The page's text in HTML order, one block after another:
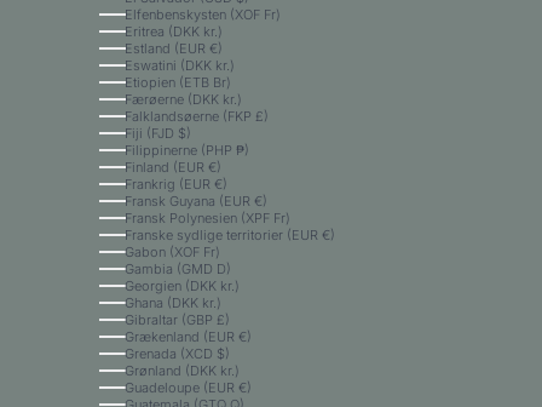
Elfenbenskysten (XOF Fr)
Eritrea (DKK kr.)
Estland (EUR €)
Eswatini (DKK kr.)
Etiopien (ETB Br)
Færøerne (DKK kr.)
Falklandsøerne (FKP £)
Fiji (FJD $)
Filippinerne (PHP ₱)
Finland (EUR €)
Frankrig (EUR €)
Fransk Guyana (EUR €)
Fransk Polynesien (XPF Fr)
Franske sydlige territorier (EUR €)
Gabon (XOF Fr)
Gambia (GMD D)
Georgien (DKK kr.)
Ghana (DKK kr.)
Gibraltar (GBP £)
Grækenland (EUR €)
Grenada (XCD $)
Grønland (DKK kr.)
Guadeloupe (EUR €)